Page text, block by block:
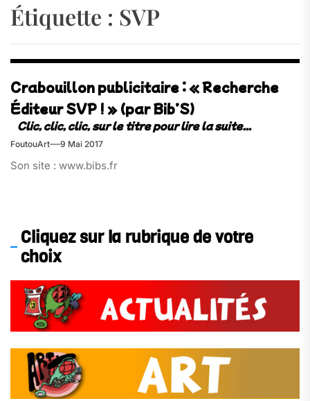
Étiquette : SVP
Crabouillon publicitaire : « Recherche
Éditeur SVP ! » (par Bib’S)
FoutouArt 9 Mai 2017
Son site : www.bibs.fr
Cliquez sur la rubrique de votre
choix